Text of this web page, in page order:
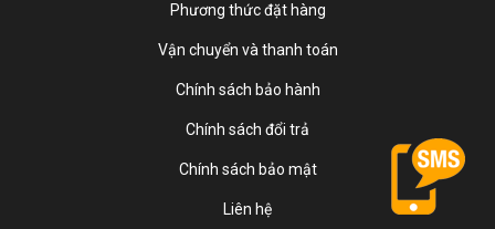
Phương thức đặt hàng
Vận chuyển và thanh toán
Chính sách bảo hành
Chính sách đổi trả
Chính sách bảo mật
Liên hệ